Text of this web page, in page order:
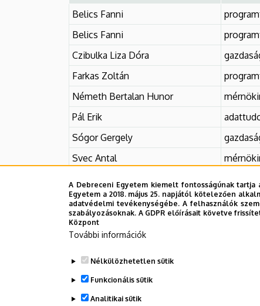
DEBRECENI
EGYETEM
Belics Fanni
Belics Fanni
Czibulka Liza Dóra
Farkas Zoltán
Németh Bertalan Hunor
Pál Erik
Sógor Gergely
Svec Antal
Szabó Bettina
Zolnai Csaba
Legutóbb frissítve: 2024. 11. 27. 09:09
A Debreceni Egyetem kiemelt fontosságúnak
Egyetem a 2018. május 25. napjától kötelezően
adatvédelmi tevékenységébe. A felhasználók
szabályozásoknak. A GDPR előírásait követve
Központ
További információk
Nélkülözhetetlen sütik
Funkcionális sütik
Analitikai sütik